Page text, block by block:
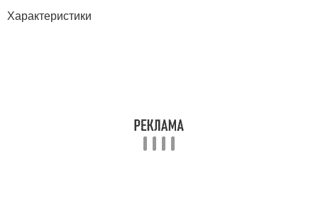
Характеристики